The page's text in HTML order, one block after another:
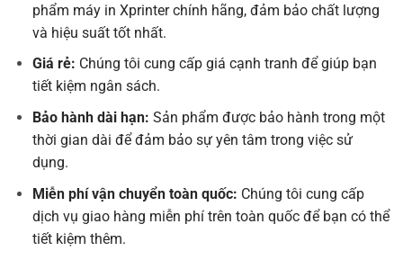
phẩm máy in Xprinter chính hãng, đảm bảo chất lượng
và hiệu suất tốt nhất.
Giá rẻ: Chúng tôi cung cấp giá cạnh tranh để giúp bạn
tiết kiệm ngân sách.
Bảo hành dài hạn: Sản phẩm được bảo hành trong một
thời gian dài để đảm bảo sự yên tâm trong việc sử
dụng.
Miễn phí vận chuyển toàn quốc: Chúng tôi cung cấp
dịch vụ giao hàng miễn phí trên toàn quốc để bạn có thể
tiết kiệm thêm.